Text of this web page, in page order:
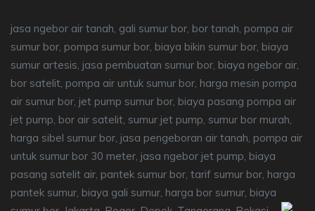
jasa ngebor air tanah, gali sumur bor, bor tanah, pompa air
sumur bor, pompa sumur bor, biaya bikin sumur bor, biaya
sumur artesis, jasa pembuatan sumur bor, biaya ngebor air,
bor satelit, pompa air untuk sumur bor, harga mesin pompa
air sumur bor, jet pump sumur bor, biaya pasang pompa air
jet pump, bor air satelit, sumur jet pump, sumur bor murah,
harga sibel sumur bor, jasa pengeboran air tanah, pompa air
untuk sumur bor 30 meter, jasa ngebor jet pump, biaya
pasang satelit air, pantek sumur bor, tarif sumur bor, harga
pantek sumur, biaya gali sumur, harga bor sumur, biaya